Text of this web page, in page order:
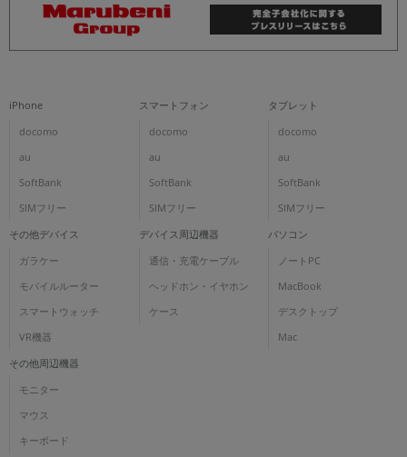
iPhone
docomo
au
SoftBank
SIMフリー
スマートフォン
docomo
au
SoftBank
SIMフリー
タブレット
docomo
au
SoftBank
SIMフリー
その他デバイス
ガラケー
モバイルルーター
スマートウォッチ
VR機器
デバイス周辺機器
通信・充電ケーブル
ヘッドホン・イヤホン
ケース
パソコン
ノートPC
MacBook
デスクトップ
Mac
その他周辺機器
モニター
マウス
キーボード